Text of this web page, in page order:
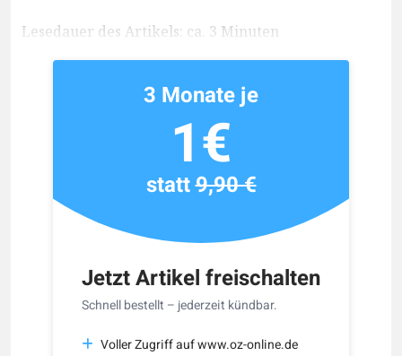
Lesedauer des Artikels: ca. 3 Minuten
Jetzt Artikel freischalten
Schnell bestellt – jederzeit kündbar.
Voller Zugriff auf www.oz-online.de
3 Monate je
1€
statt9,90 €